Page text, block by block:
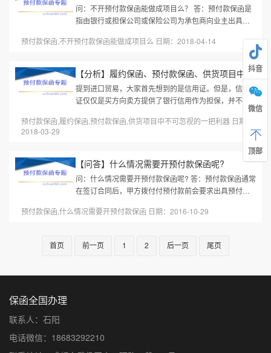
问：不开预付款保函能做成项目么？ 答：预付款保函是
指由银行或担保公司或保险公司为承包商向业主出具
用的担保。如果承包商收到预付...
预付款保函,不开预付款保函能做成项目么 日期：2018-04-14
【分析】履约保函、预付款保函、供货项目中不可忽视的一把利器
提到进口贸易，大家首先想到的是信用证。但是，信用
证仅仅是买方向卖方提供了银行信用作为担保，并不适
用于卖方要向买方提供担保的场合。在多年的进口贸易
实践中，我们发现，银行保函...
预付款保函,履约保函,预付款保函,供货项目中不可忽视的一把利器 日期：
2018-03-29
【问答】什么情况需要开预付款保函呢?
问：什么情况需要开预付款保函呢? 答：预付款保函通常
在签订合同后，甲方拨付付预付款前会要求出具预付款
同金额的百分之10到百分之...
预付款保函,什么情况需要开预付款保函 日期：2016-10-29
首页 前一页 1 2 后一页 尾页
保函全国办理
联系人：石阳
电话微信：18683292210
抖音
微信
顶部